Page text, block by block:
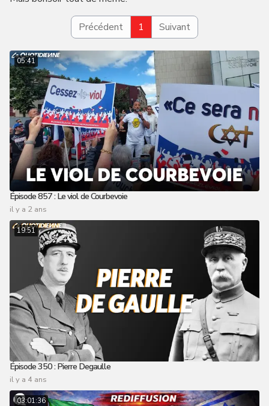
Précédent 1 Suivant
05:41
Épisode 857 : Le viol de Courbevoie
il y a 2 ans
19:51
Épisode 350 : Pierre Degaulle
il y a 4 ans
03:01:36